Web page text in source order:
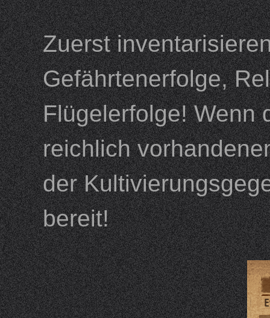
Zuerst
Gefährtenerfolge,
Flügelerfolge! Wenn
reichlich
der
bereit!